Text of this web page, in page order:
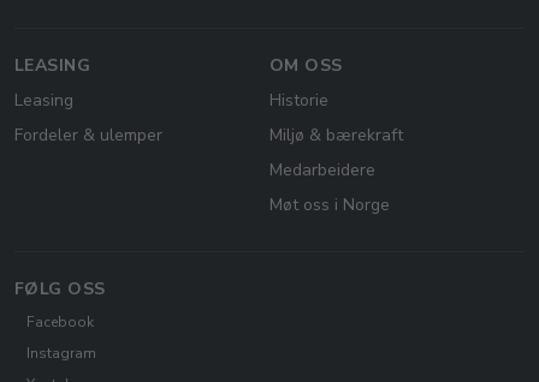
LEASING
Leasing
Fordeler & ulemper
OM OSS
Historie
Miljø & bærekraft
Medarbeidere
Møt oss i Norge
FØLG OSS
Facebook
Instagram